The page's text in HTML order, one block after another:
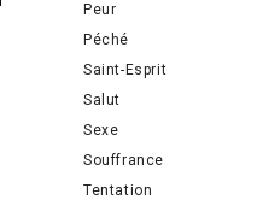
Peur
Péché
Saint-Esprit
Salut
Sexe
Souffrance
Tentation